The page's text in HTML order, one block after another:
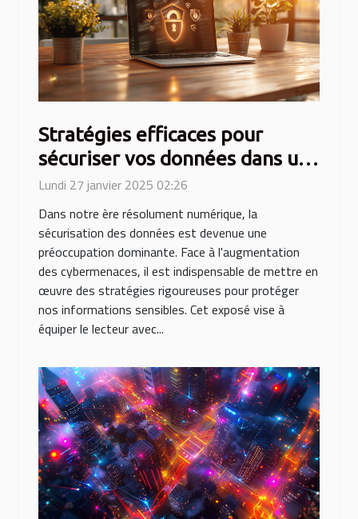
Stratégies efficaces pour
sécuriser vos données dans un
monde numérique
Lundi 27 janvier 2025 02:26
Dans notre ère résolument numérique, la
sécurisation des données est devenue une
préoccupation dominante. Face à l'augmentation
des cybermenaces, il est indispensable de mettre en
œuvre des stratégies rigoureuses pour protéger
nos informations sensibles. Cet exposé vise à
équiper le lecteur avec...